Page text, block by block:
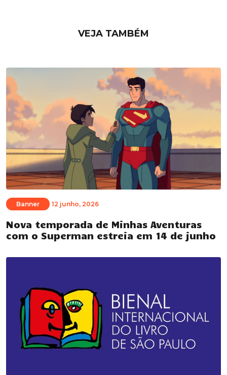
VEJA TAMBÉM
Banner 12 junho, 2026
Nova temporada de Minhas Aventuras
com o Superman estreia em 14 de junho